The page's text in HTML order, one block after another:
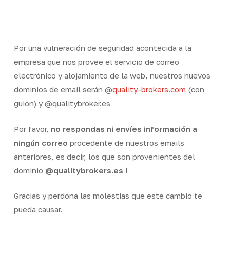
contentPor una vulneración de seguridad acontecida a la
empresa que nos provee el servicio de correo
electrónico y alojamiento de la web, nuestros nuevos
dominios de email serán @quality-brokers.com (con
guion) y @qualitybroker.es
Por favor, no respondas ni envíes información a
ningún correo procedente de nuestros emails
anteriores, es decir, los que son provenientes del
dominio @qualitybrokers.es !
Gracias y perdona las molestias que este cambio te
pueda causar.